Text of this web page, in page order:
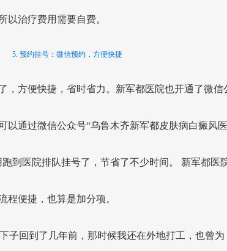
以治疗费用需要自费。
5. 预约挂号：微信预约，方便快捷
，方便快捷，省时省力。新军都医院也开通了微信
以通过微信公众号“乌鲁木齐新军都皮肤病白癜风医
到医院排队挂号了，节省了不少时间。 新军都医
程便捷，也算是加分项。
子回到了几年前，那时候我还在外地打工，也曾为